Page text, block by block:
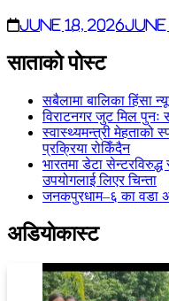
June 18, 2026June
साताकाे पाेस्ट
सबैलामा बालिका हिंसा
विराटनगर जुट मिल पुनः
स्वास्थ्यमन्त्री मेहताको
प्रक्रिया रोकिँदैन
भारतमा डेटा
उपयोगलाई लिएर चिन्ता
जनकपुरधाम–६ का वडा
अडियाेकास्ट